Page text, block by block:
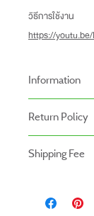
วิธีการใช้งาน
https://
Information
Return Policy
- สินค้าสามารถคื
- สินค้าต้องอยู่ใ
Shipping Fee
ค่าจัดส่ง